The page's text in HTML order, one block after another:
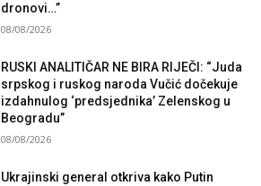
dronovi…”
08/08/2026
RUSKI ANALITIČAR NE BIRA RIJEČI: “Juda
srpskog i ruskog naroda Vučić dočekuje
izdahnulog ‘predsjednika’ Zelenskog u
Beogradu”
08/08/2026
Ukrajinski general otkriva kako Putin